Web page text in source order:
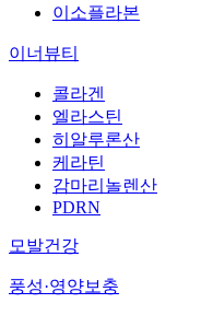
이소플라본
이너뷰티
콜라겐
엘라스틴
히알루론산
케라틴
감마리놀렌산
PDRN
모발건강
풍성·영양보충